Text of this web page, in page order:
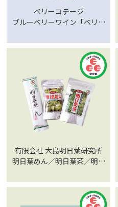
ベリーコテージ
ブルーベリーワイン「ベリー
有限会社 大島明日葉研究所
明日葉めん／明日葉茶／明日